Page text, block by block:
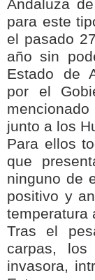
Andaluza
para este
el pasado
año sin
Estado de
por el
junto a los
Para ellos
que
ninguno de
positivo y
temperatura
Tras el
carpas,
invasora,